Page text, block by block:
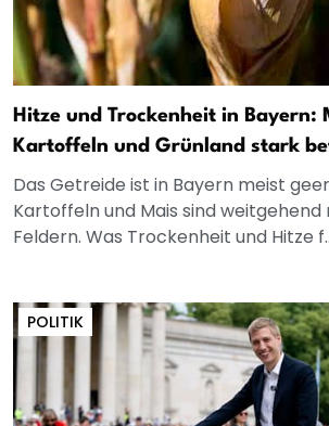
Hitze und Trockenheit in Bayern:
Kartoffeln und Grünland stark
Das Getreide ist in Bayern meist
Kartoffeln und Mais sind weitgehend
Feldern. Was Trockenheit und Hitze
POLITIK